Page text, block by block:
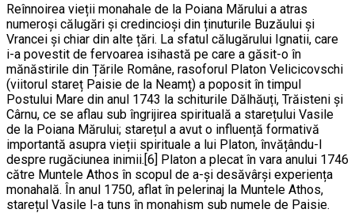
Reînnoirea vieții monahale de la Poiana Mărului a atras
numeroși călugări și credincioși din ținuturile Buzăului și
Vrancei și chiar din alte țări. La sfatul călugărului Ignatii, care
i-a povestit de fervoarea isihastă pe care a găsit-o în
mănăstirile din Țările Române, rasoforul Platon Velicicovschi
(viitorul stareț Paisie de la Neamț) a poposit în timpul
Postului Mare din anul 1743 la schiturile Dălhăuți, Trăisteni și
Cârnu, ce se aflau sub îngrijirea spirituală a starețului Vasile
de la Poiana Mărului; starețul a avut o influență formativă
importantă asupra vieții spirituale a lui Platon, învățându-l
despre rugăciunea inimii.[6] Platon a plecat în vara anului 1746
către Muntele Athos în scopul de a-și desăvârși experiența
monahală. În anul 1750, aflat în pelerinaj la Muntele Athos,
starețul Vasile l-a tuns în monahism sub numele de Paisie.